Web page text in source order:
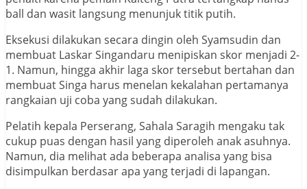
ball dan wasit langsung menunjuk titik putih.
Eksekusi dilakukan secara dingin oleh Syamsudin dan
membuat Laskar Singandaru menipiskan skor menjadi 2-
1. Namun, hingga akhir laga skor tersebut bertahan dan
membuat Singa harus menelan kekalahan pertamanya
rangkaian uji coba yang sudah dilakukan.
Pelatih kepala Perserang, Sahala Saragih mengaku tak
cukup puas dengan hasil yang diperoleh anak asuhnya.
Namun, dia melihat ada beberapa analisa yang bisa
disimpulkan berdasar apa yang terjadi di lapangan.